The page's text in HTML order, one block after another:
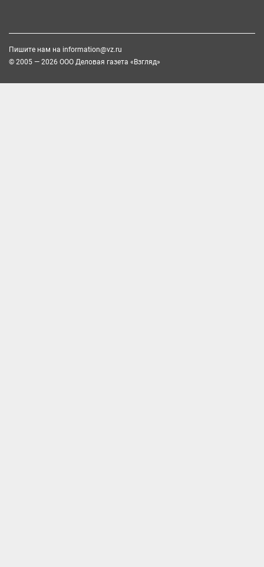
Пишите нам на information@vz.ru
© 2005 — 2026 ООО Деловая газета «Взгляд»